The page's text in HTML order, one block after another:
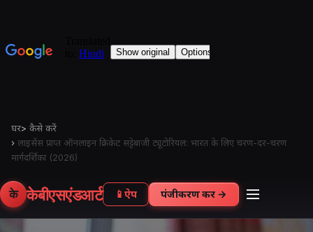
घर> कैसे करें
› लाइसेंस प्राप्त ऑनलाइन क्रिकेट सट्टेबाजी ट्यूटोरियल: भारत के लिए चरण-दर-चरण
मार्गदर्शिका (2026)
के केबीएसएंडआर्ट 📱 ऐप पंजीकरण करें →